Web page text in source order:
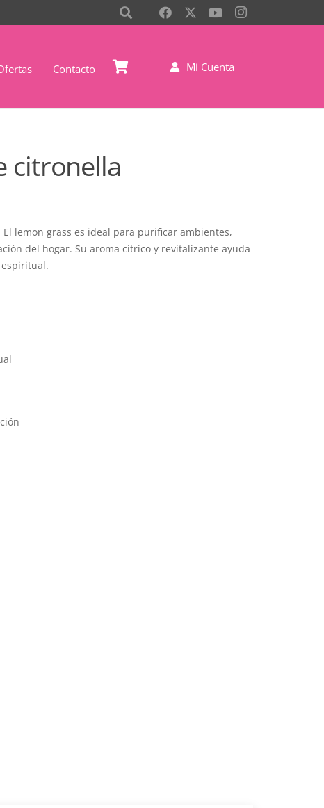
Contacto Mi Cuenta
citronella
lemon grass es ideal para purificar ambientes,
del hogar. Su aroma cítrico y revitalizante ayuda